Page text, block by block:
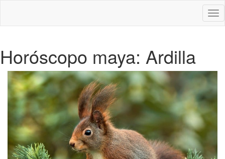
Horóscopo maya: Ardilla